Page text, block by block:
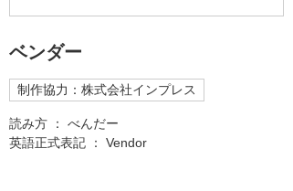
ベンダー
制作協力：株式会社インプレス
読み方 ： べんだー
英語正式表記 ： Vendor